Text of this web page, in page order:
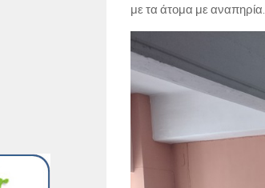
με τα άτομα με αναπηρία.